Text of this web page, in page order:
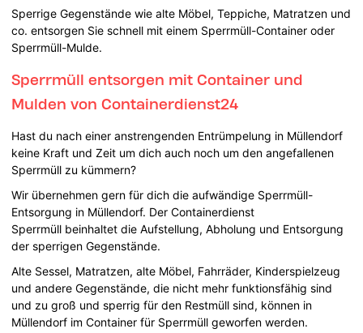
Sperrige Gegenstände wie alte Möbel, Teppiche, Matratzen und
co. entsorgen Sie schnell mit einem Sperrmüll-Container oder
Sperrmüll-Mulde.
Sperrmüll entsorgen mit Container und
Mulden von Containerdienst24
Hast du nach einer anstrengenden Entrümpelung in Müllendorf
keine Kraft und Zeit um dich auch noch um den angefallenen
Sperrmüll zu kümmern?
Wir übernehmen gern für dich die aufwändige Sperrmüll-
Entsorgung in Müllendorf. Der Containerdienst
Sperrmüll beinhaltet die Aufstellung, Abholung und Entsorgung
der sperrigen Gegenstände.
Alte Sessel, Matratzen, alte Möbel, Fahrräder, Kinderspielzeug
und andere Gegenstände, die nicht mehr funktionsfähig sind
und zu groß und sperrig für den Restmüll sind, können in
Müllendorf im Container für Sperrmüll geworfen werden.